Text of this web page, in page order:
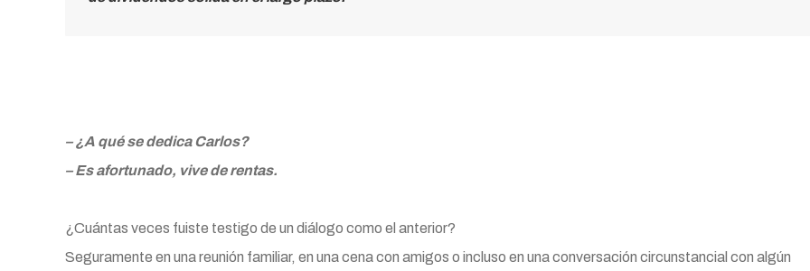
– ¿A qué se dedica Carlos?
– Es afortunado, vive de rentas.
¿Cuántas veces fuiste testigo de un diálogo como el anterior?
Seguramente en una reunión familiar, en una cena con amigos o incluso en una conversación circunstancial con algún